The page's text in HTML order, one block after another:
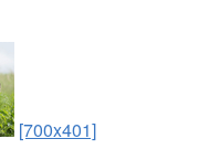
[700x401]